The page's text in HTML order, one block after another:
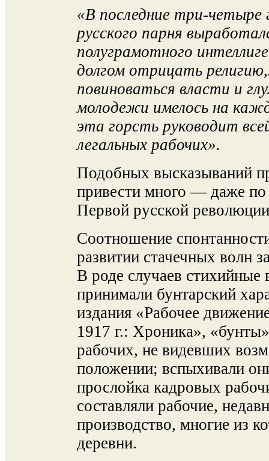
«В последние три-четыре
русского парня
полуграмотного
долгом отрицать
повиноваться власти и
молодежи имелось на
эта горсть руководит
легальных рабочих».
Подобных высказываний
привести много — даже
Первой русской
Соотношение
развитии стачечных волн
В роде случаев стихийные
принимали бунтарский
издания «Рабочее
1917 г.: Хроника»,
рабочих, не видевших
положении; вспыхивали
прослойка кадровых
составляли рабочие,
производство, многие из
деревни.